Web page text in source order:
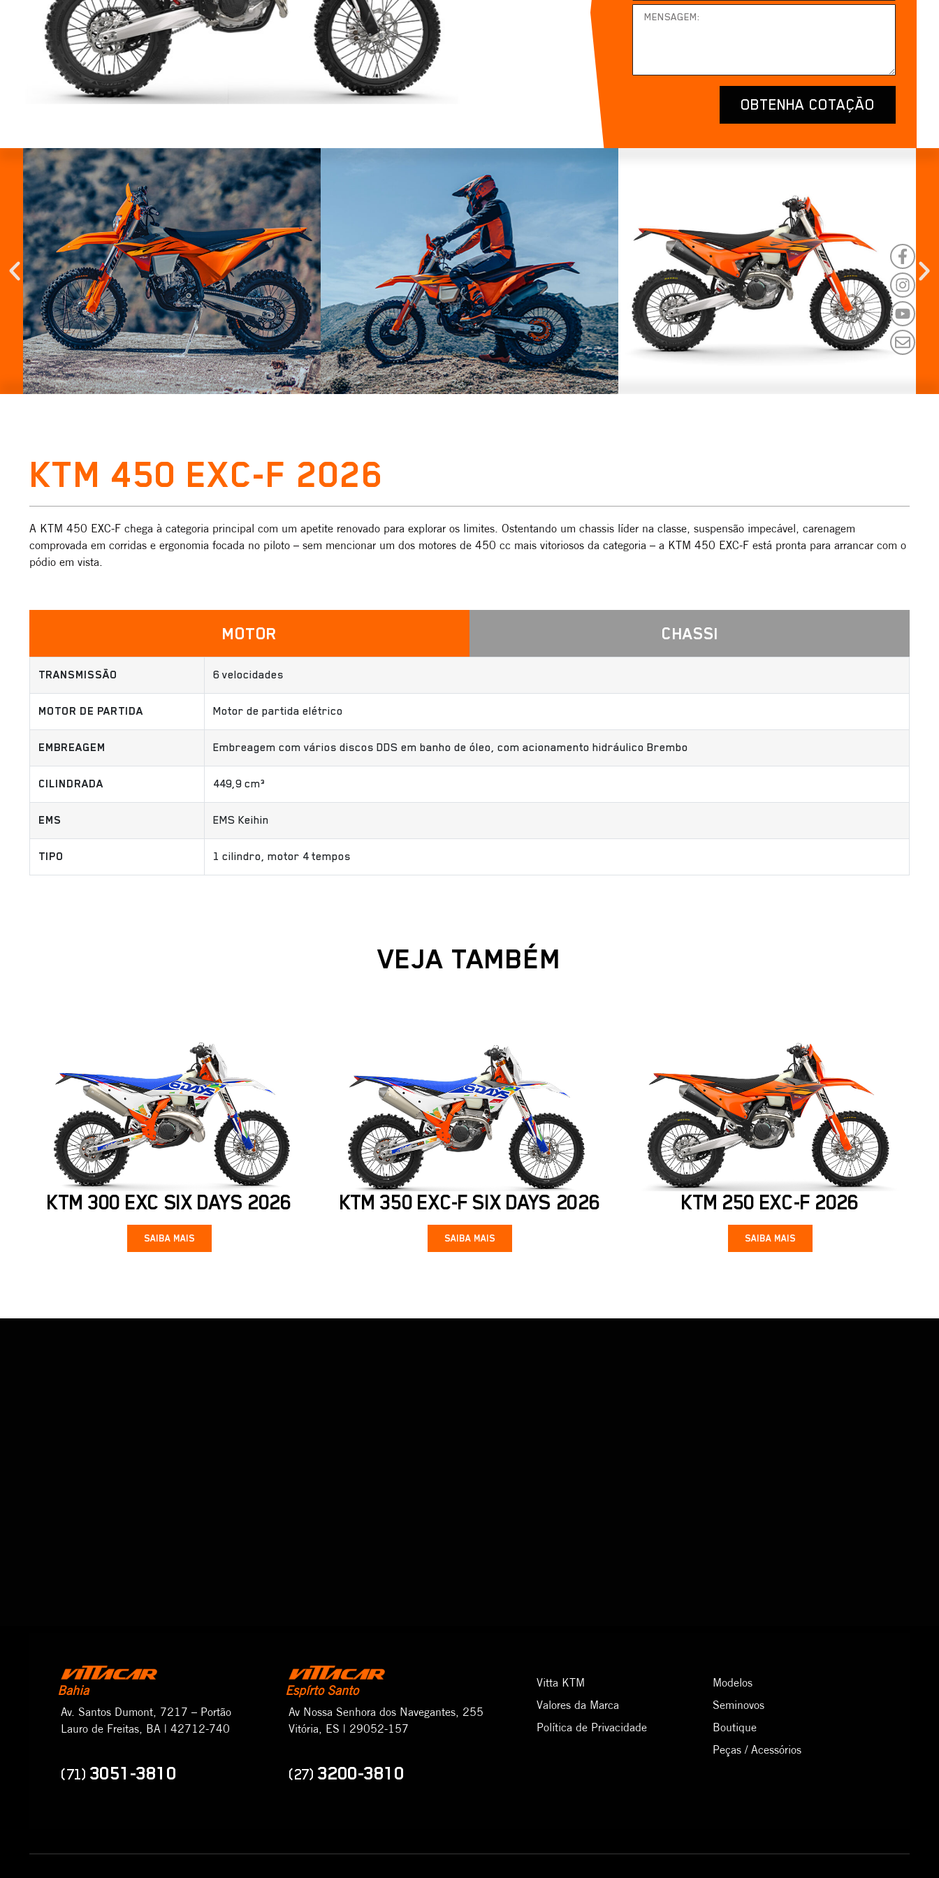
OBTENHA COTAÇÃO
KTM 450 EXC-F 2026
A KTM 450 EXC-F chega à categoria principal com um apetite renovado para explorar os limites. Ostentando um chassis líder na classe, suspensão impecável, carenagem
comprovada em corridas e ergonomia focada no piloto – sem mencionar um dos motores de 450 cc mais vitoriosos da categoria – a KTM 450 EXC-F está pronta para arrancar com o
pódio em vista.
MOTOR CHASSI
TRANSMISSÃO 6 velocidades
MOTOR DE PARTIDA Motor de partida elétrico
EMBREAGEM Embreagem com vários discos DDS em banho de óleo, com acionamento hidráulico Brembo
CILINDRADA 449,9 cm³
EMS EMS Keihin
TIPO 1 cilindro, motor 4 tempos
VEJA TAMBÉM
KTM 300 EXC SIX DAYS 2026
SAIBA MAIS
KTM 350 EXC-F SIX DAYS 2026
SAIBA MAIS
KTM 250 EXC-F 2026
SAIBA MAIS
Bahia
Av. Santos Dumont, 7217 – Portão
Lauro de Freitas, BA | 42712-740
(71) 3051-3810
Espírto Santo
Av Nossa Senhora dos Navegantes, 255
Vitória, ES | 29052-157
(27) 3200-3810
Vitta KTM
Valores da Marca
Política de Privacidade
Modelos
Seminovos
Boutique
Peças / Acessórios